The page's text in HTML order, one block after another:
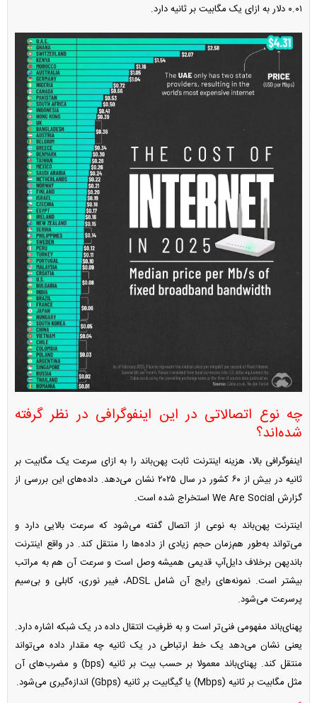
۰.۰۱ دلار به ازای یک مگابیت بر ثانیه دارد.
چه نوع اتصالاتی در این اینفوگرافی در نظر گرفته
شده‌اند؟
اینفوگرافی بالا، هزینه اینترنت ثابت پهن‌باند را به ازای سرعت یک مگابیت بر
ثانیه در بیش از ۶۰ کشور در سال ۲۰۲۵ نشان می‌دهد. داده‌های این بررسی از
گزارش We Are Social استخراج شده است.
اینترنت پهن‌باند به نوعی از اتصال گفته می‌شود که سرعت بالایی دارد و
می‌تواند به‌طور هم‌زمان حجم زیادی از داده‌ها را منتقل کند. در واقع اینترنت
باندپهن برخلاف دایل‌آپ قدیمی همیشه وصل است و سرعت آن هم به مراتب
بیشتر است. نمونه‌های رایج آن شامل ADSL، فیبر نوری، کابلی و بی‌سیم
پرسرعت می‌شود.
پهنای‌باند مفهومی فنی‌تر است و به ظرفیت انتقال داده در یک شبکه اشاره دارد.
یعنی نشان می‌دهد یک خط ارتباطی در یک ثانیه چه مقدار داده می‌تواند
منتقل کند. پهنای‌باند معمولا بر حسب بیت بر ثانیه (bps) و مضرب‌های آن
مثل مگابیت بر ثانیه (Mbps) یا گیگابیت بر ثانیه (Gbps) اندازه‌گیری می‌شود.